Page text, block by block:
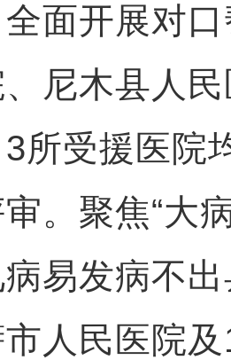
面开展对
、尼木县人
所受援医院
。聚焦“大
易发病不
人民医院